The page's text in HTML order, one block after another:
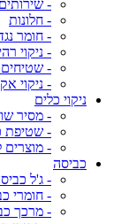
-
- חלונות
- חומר
- ניקוי
- שטיחים
- ניקוי
ניקוי כלים
- מסיר
- שטיפת
- מוצרים
כביסה
- ג'ל
- חומרי
- מרכך